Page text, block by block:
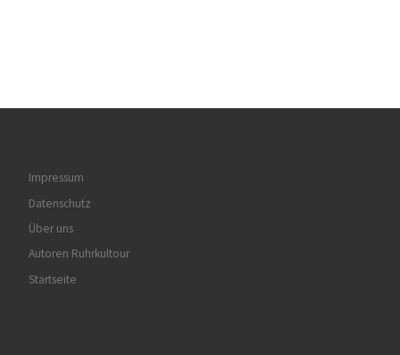
Impressum
Datenschutz
Über uns
Autoren Ruhrkultour
Startseite